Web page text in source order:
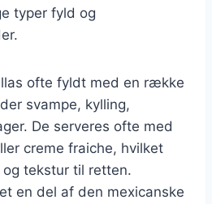
typer fyld og
ofte fyldt med en række
svampe, kylling,
De serveres ofte med
creme fraiche, hvilket
tekstur til retten.
en del af den mexicanske